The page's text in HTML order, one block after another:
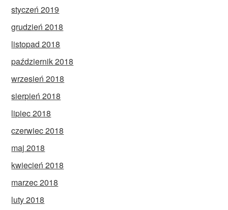
styczeń 2019
grudzień 2018
listopad 2018
październik 2018
wrzesień 2018
sierpień 2018
lipiec 2018
czerwiec 2018
maj 2018
kwiecień 2018
marzec 2018
luty 2018